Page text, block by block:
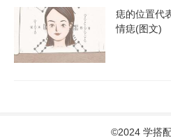
痣的位置代
情痣(图文)
©2024 学搭